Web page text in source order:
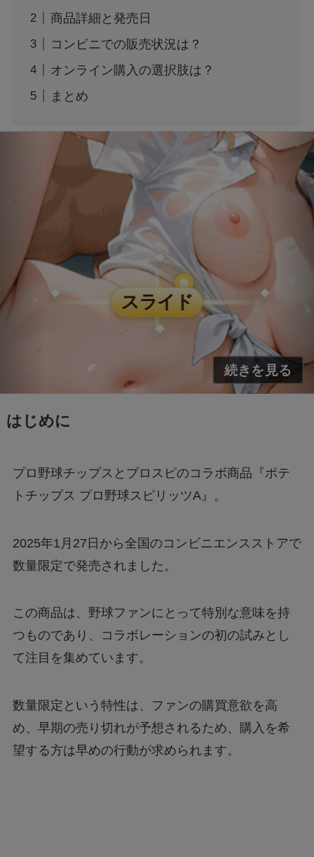
ぜ？公開収録で何があった？
ジャンプ33号だけ売り切れはなぜ？ワンピース
声にならない愛は最終話やネタバレは？最後ま
で見る方法も！
MAZZEL・RYUKIのヘアメイク匂わせとは？時
系列で調査
映画『銀行強盗：完全マニュアル』公開中止の
理由は？なぜなのか徹底調査
モンスト抽選会の炎上理由は？謝罪と再実施の
経緯をわかりやすく解説
フェルメール展のtabiwa先行チケット待ち？ア
クセスできなくても買える？
BeReal 無制限はいつまで？終わりはいつな
ドラえもんの重複掲載問題って何？コロコロコ
能評価を比較して検証！
処法は？
あつもりまとめ
商品詳細と発売日
コンビニでの販売状況は？
オンライン購入の選択肢は？
まとめ
はじめに
プロ野球チップスとプロスピのコラボ商品『ポテ
トチップス プロ野球スピリッツA』。
2025年1月27日から全国のコンビニエンスストアで
数量限定で発売されました。
この商品は、野球ファンにとって特別な意味を持
つものであり、コラボレーションの初の試みとし
て注目を集めています。
数量限定という特性は、ファンの購買意欲を高
め、早期の売り切れが予想されるため、購入を希
望する方は早めの行動が求められます。